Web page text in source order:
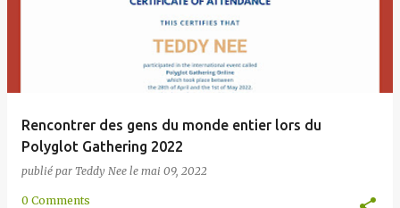
Rencontrer des gens du monde entier lors du
Polyglot Gathering 2022
publié par Teddy Nee le mai 09, 2022
0 Comments